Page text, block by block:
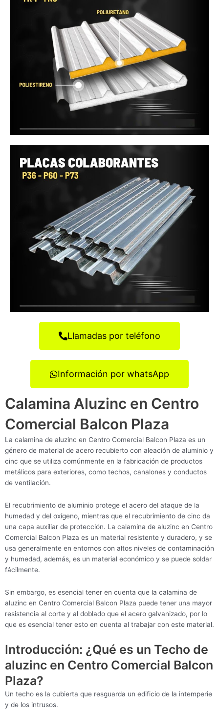
Llamadas por teléfono
Información por whatsApp
Calamina Aluzinc en Centro
Comercial Balcon Plaza
La calamina de aluzinc en Centro Comercial Balcon Plaza es un
género de material de acero recubierto con aleación de aluminio y
cinc que se utiliza comúnmente en la fabricación de productos
metálicos para exteriores, como techos, canalones y conductos
de ventilación.
El recubrimiento de aluminio protege el acero del ataque de la
humedad y del oxígeno, mientras que el recubrimiento de cinc da
una capa auxiliar de protección. La calamina de aluzinc en Centro
Comercial Balcon Plaza es un material resistente y duradero, y se
usa generalmente en entornos con altos niveles de contaminación
y humedad, además, es un material económico y se puede soldar
fácilmente.
Sin embargo, es esencial tener en cuenta que la calamina de
aluzinc en Centro Comercial Balcon Plaza puede tener una mayor
resistencia al corte y al doblado que el acero galvanizado, por lo
que es esencial tener esto en cuenta al trabajar con este material.
Introducción: ¿Qué es un Techo de
aluzinc en Centro Comercial Balcon
Plaza?
Un techo es la cubierta que resguarda un edificio de la intemperie
y de los intrusos.